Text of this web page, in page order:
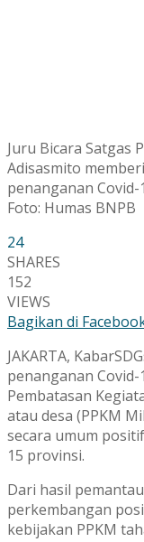
Juru Bicara Satgas
Adisasmito
penanganan Covid-
Foto: Humas BNPB
24
SHARES
152
VIEWS
Bagikan di
JAKARTA,
penanganan
Pembatasan
atau desa (PPKM
secara umum
15 provinsi.
Dari hasil
perkembangan
kebijakan PPKM